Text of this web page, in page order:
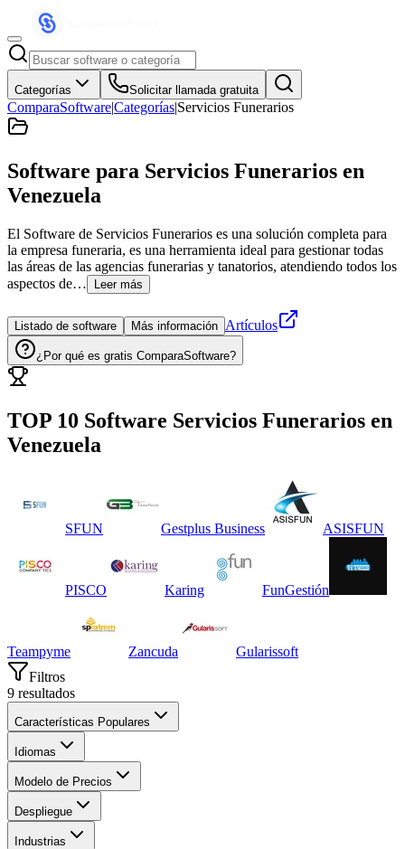
Categorías Solicitar llamada gratuita
ComparaSoftware|Categorías|Servicios Funerarios
Software para Servicios Funerarios en
Venezuela
El Software de Servicios Funerarios es una solución completa para
la empresa funeraria, es una herramienta ideal para gestionar todas
las áreas de las agencias funerarias y tanatorios, atendiendo todos los
aspectos de…
Leer más
Listado de software Más información Artículos
¿Por qué es gratis ComparaSoftware?
TOP 10 Software Servicios Funerarios en
Venezuela
SFUN Gestplus Business ASISFUN
PISCO Karing FunGestión
Teampyme Zancuda
Gularissoft
Filtros
9 resultados
Características Populares
Idiomas
Modelo de Precios
Despliegue
Industrias